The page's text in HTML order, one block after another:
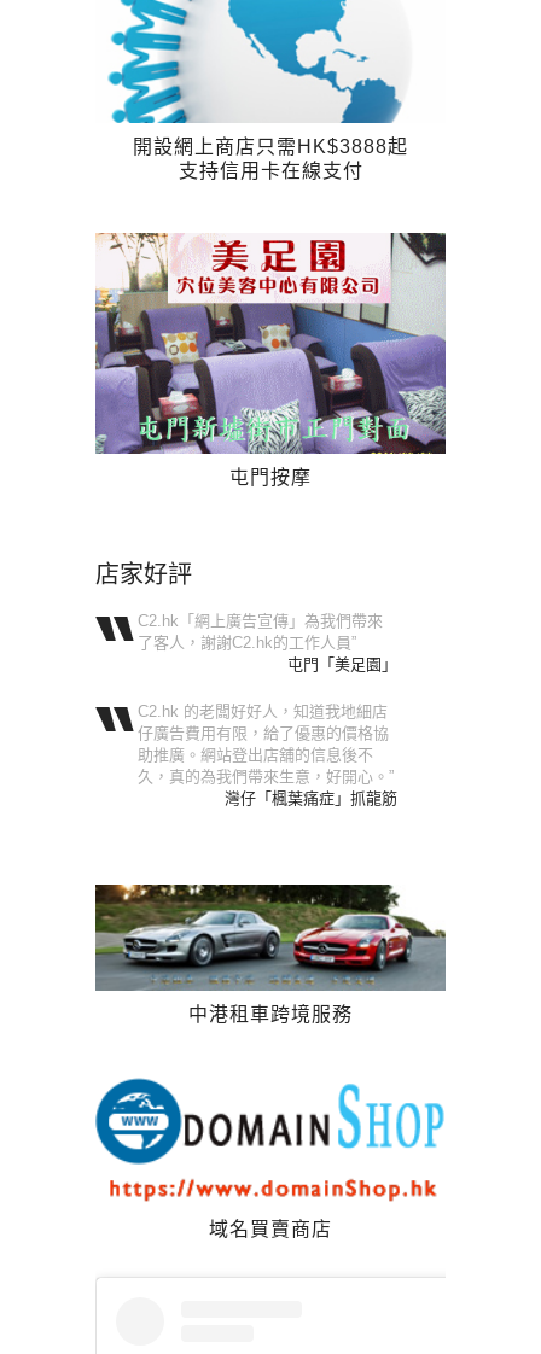
開設網上商店只需HK$3888起
支持信用卡在線支付
屯門按摩
店家好評
C2.hk「網上廣告宣傳」為我們帶來
了客人，謝謝C2.hk的工作人員”
屯門「美足園」
C2.hk 的老闆好好人，知道我地細店
仔廣告費用有限，給了優惠的價格協
助推廣。網站登出店舖的信息後不
久，真的為我們帶來生意，好開心。”
灣仔「楓葉痛症」抓龍筋
中港租車跨境服務
域名買賣商店